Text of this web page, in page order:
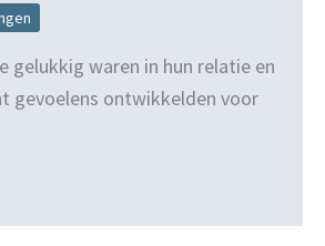
gelukkig waren in hun relatie en
gevoelens ontwikkelden voor